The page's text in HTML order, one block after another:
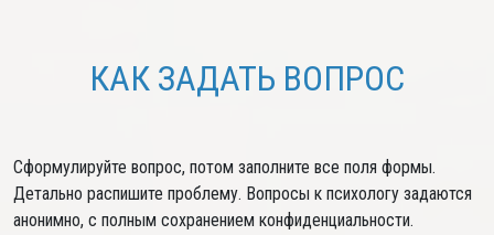
КАК ЗАДАТЬ ВОПРОС
Сформулируйте вопрос, потом заполните все поля формы.
Детально распишите проблему. Вопросы к психологу задаются
анонимно, с полным сохранением конфиденциальности.